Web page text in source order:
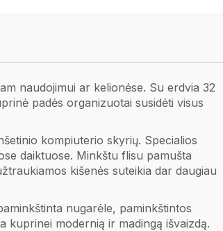
naudojimui ar kelionėse. Su erdvia 32
padės organizuotai susidėti visus
kompiuterio skyrių. Specialios
daiktuose. Minkštu flisu pamušta
kišenės suteikia dar daugiau
nugarėle, paminkštintos
kuprinei modernią ir madingą išvaizdą.